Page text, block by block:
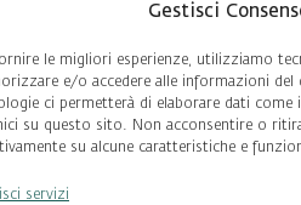
Gestisci
le migliori esperienze, utilizziamo
e/o accedere alle informazioni
ci permetterà di elaborare dati
su questo sito. Non acconsentire o
su alcune caratteristiche e
servizi
Leftloft